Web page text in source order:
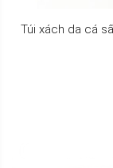
Túi xách da cá